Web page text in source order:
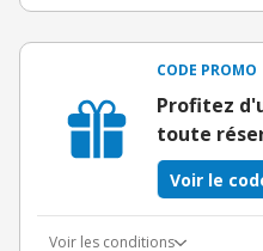
CODE PROMO
Profitez
toute
Voir le
Voir les conditions